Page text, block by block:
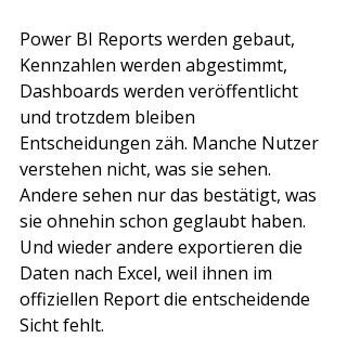
Power BI Reports werden gebaut,
Kennzahlen werden abgestimmt,
Dashboards werden veröffentlicht
und trotzdem bleiben
Entscheidungen zäh. Manche Nutzer
verstehen nicht, was sie sehen.
Andere sehen nur das bestätigt, was
sie ohnehin schon geglaubt haben.
Und wieder andere exportieren die
Daten nach Excel, weil ihnen im
offiziellen Report die entscheidende
Sicht fehlt.